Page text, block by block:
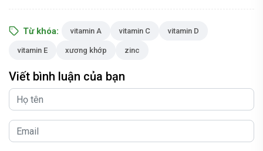
Từ khóa: vitamin A vitamin C vitamin D
vitamin E xương khớp zinc
Viết bình luận của bạn